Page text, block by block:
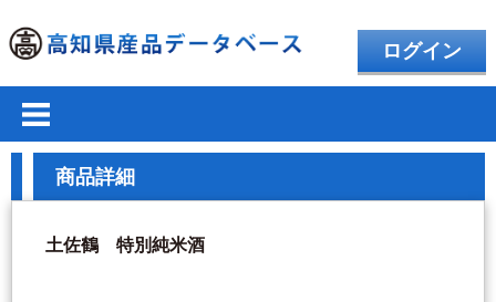
ログイン
商品詳細
土佐鶴 特別純米酒